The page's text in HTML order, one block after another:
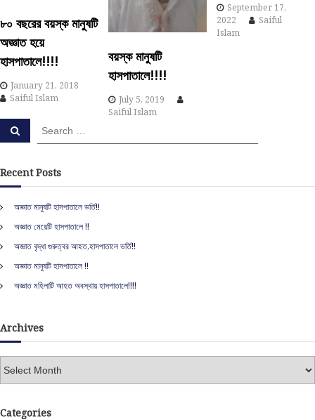
g
a
t
i
o
n
৮০ বছরের বয়স্ক মানুষটি
অজ্ঞাত হয়ে
হাসপাতালে!!!!
January 21, 2018
Saiful Islam
বয়স্ক মানুষটি
হাসপাতালে!!!!
July 5, 2019
Saiful Islam
September 17,
2022
Saiful
Islam
r
c
f
o
r
S
h
Recent Posts
অজ্ঞাত মানুষটি হাসপাতালে ভর্তি!!
অজ্ঞাত মেয়েটি হাসপাতালে !!
অজ্ঞাত বৃদ্ধা গুরুত্বর আহত,হাসপাতালে ভর্তি!!
অজ্ঞাত মানুষটি হাসপাতালে !!
অজ্ঞাত মহিলাটি আহত অবস্থায় হাসপাতালে!!!!
Archives
h
Categories